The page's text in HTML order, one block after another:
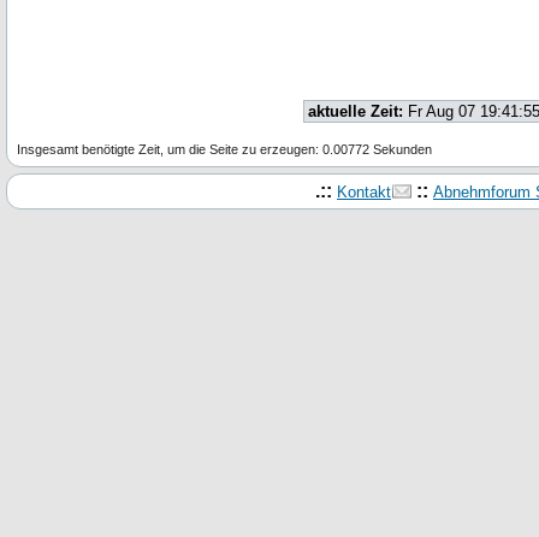
aktuelle Zeit: Fr Aug 07
Insgesamt benötigte Zeit, um die Seite zu erzeugen: 0.00772 Sekunden
.:: Kontakt :: Abnehmforum